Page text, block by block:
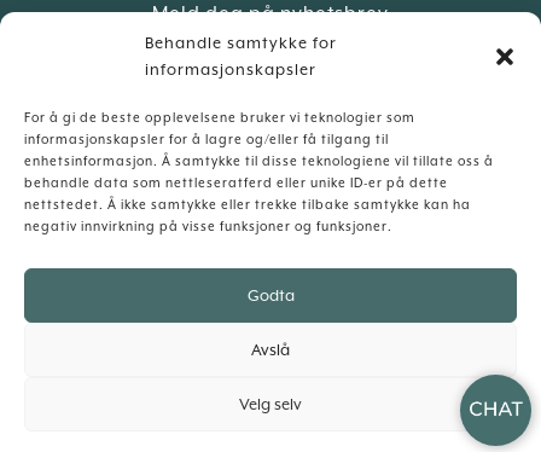
Behandle samtykke for
informasjonskapsler
For å gi de beste opplevelsene bruker vi teknologier som
informasjonskapsler for å lagre og/eller få tilgang til
enhetsinformasjon. Å samtykke til disse teknologiene vil tillate oss å
behandle data som nettleseratferd eller unike ID-er på dette
nettstedet. Å ikke samtykke eller trekke tilbake samtykke kan ha
negativ innvirkning på visse funksjoner og funksjoner.
Godta
Avslå
Velg selv
Meld deg på nyhetsbrev
Vårt søsterhotell: